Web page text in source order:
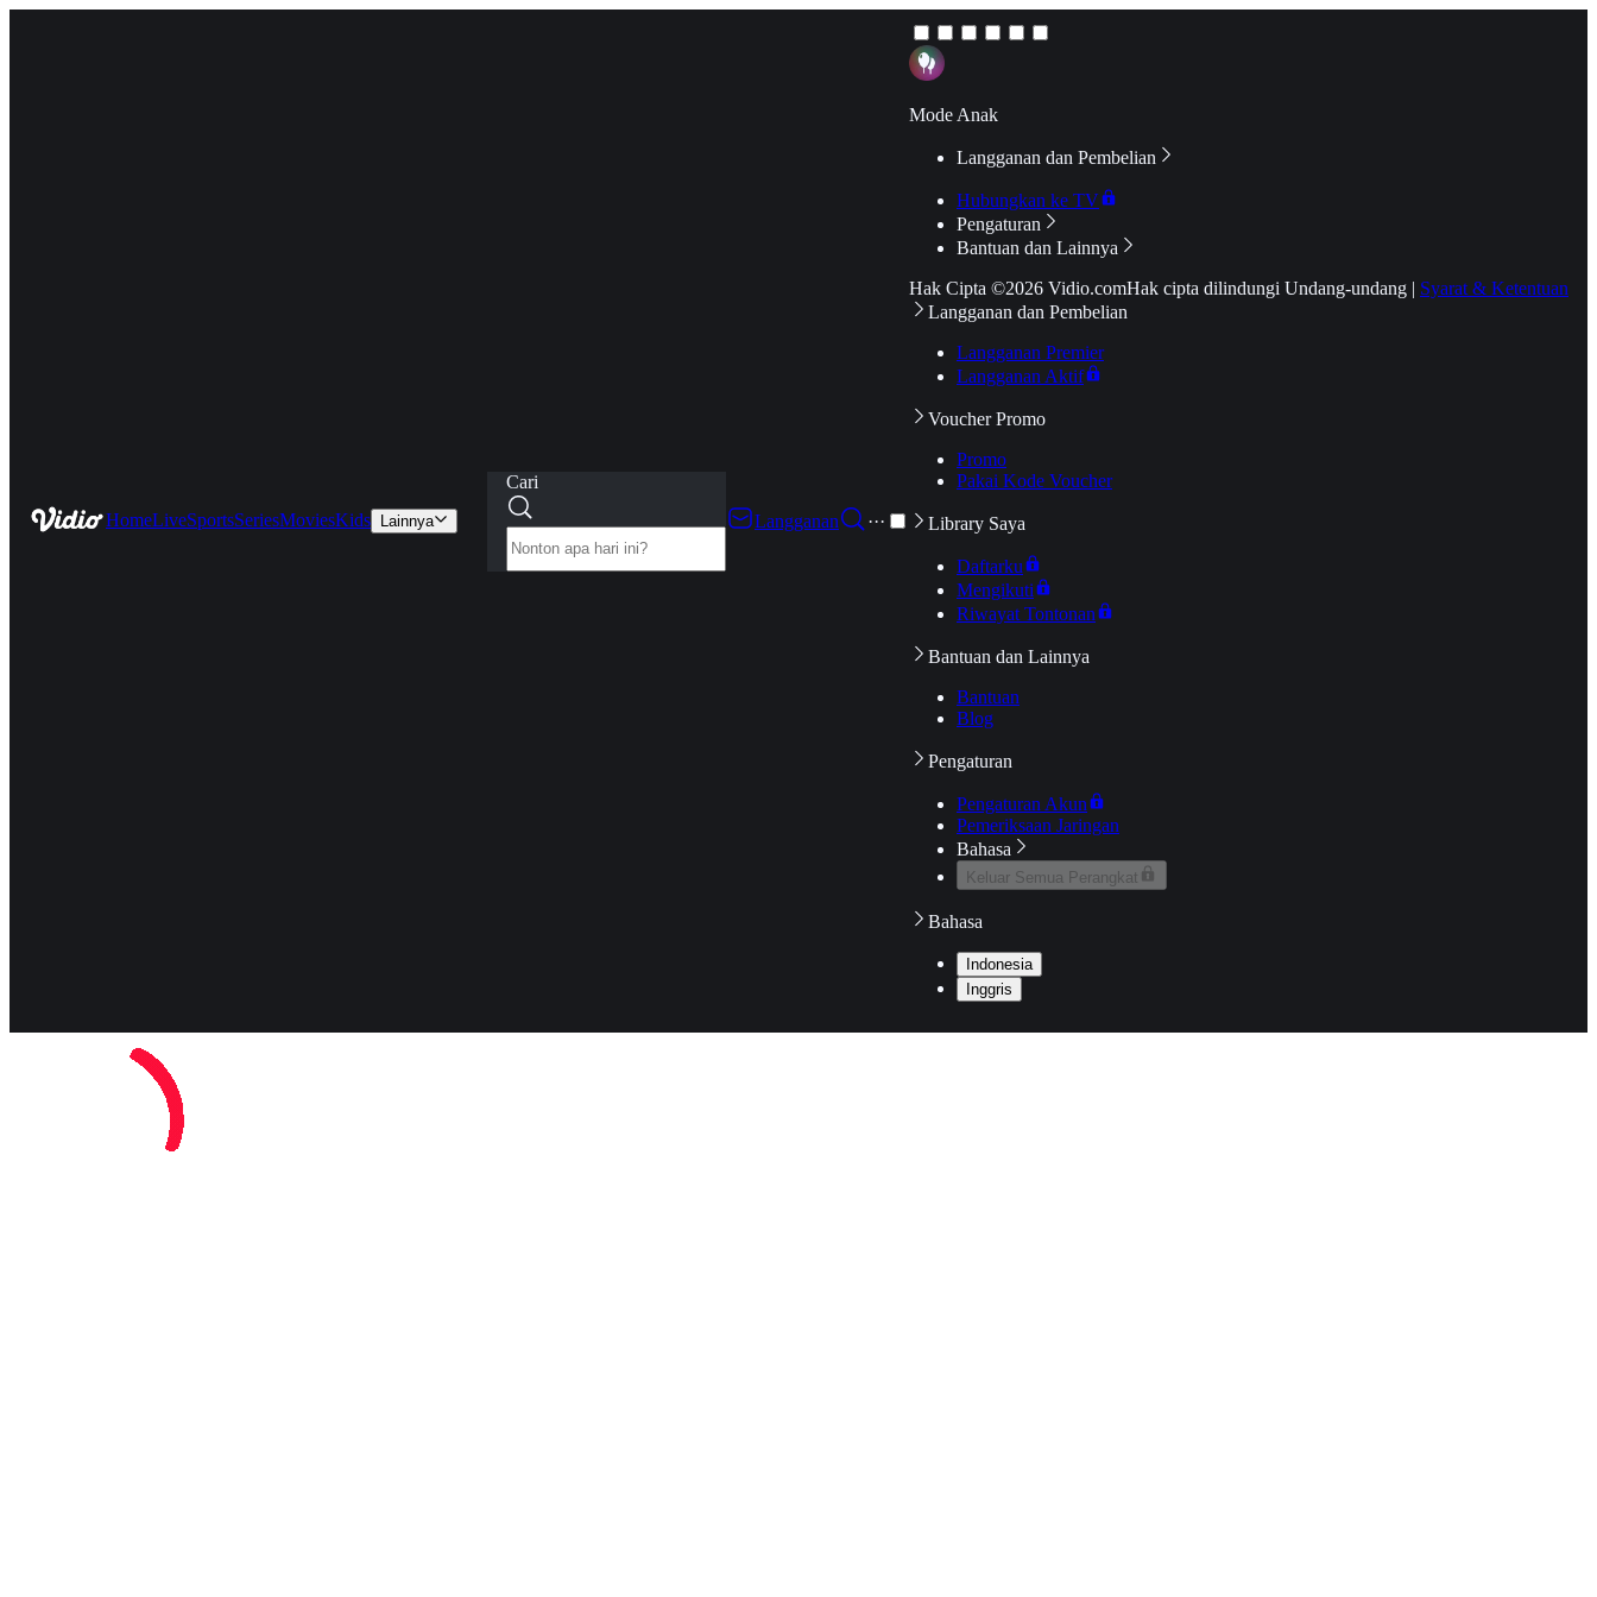
HomeLiveSportsSeriesMoviesKids Lainnya
Cari
Langganan
···
Mode Anak
Langganan dan Pembelian
Hubungkan ke TV
Pengaturan
Bantuan dan Lainnya
Hak Cipta ©2026 Vidio.comHak cipta dilindungi Undang-undang | Syarat & Ketentuan
Langganan dan Pembelian
Langganan Premier
Langganan Aktif
Voucher Promo
Promo
Pakai Kode Voucher
Library Saya
Daftarku
Mengikuti
Riwayat Tontonan
Bantuan dan Lainnya
Bantuan
Blog
Pengaturan
Pengaturan Akun
Pemeriksaan Jaringan
Bahasa
Keluar Semua Perangkat
Bahasa
Indonesia
Inggris